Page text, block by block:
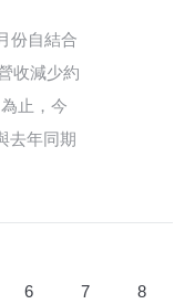
份自結合
收減少約
止，今
去年同期
6 7 8